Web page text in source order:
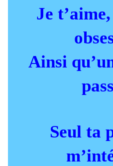
Je
Ainsi
Seul ta